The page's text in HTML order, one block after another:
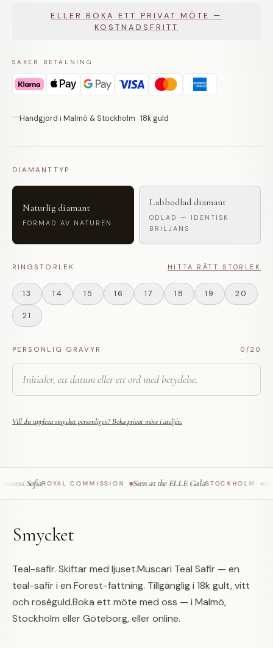
ELLER BOKA ETT PRIVAT MÖTE —
KOSTNADSFRITT
SÄKER BETALNING
Handgjord i Malmö & Stockholm · 18k guld
DIAMANTTYP
Naturlig diamant
FORMAD AV NATUREN
Labbodlad diamant
ODLAD — IDENTISK
BRILJANS
RINGSTORLEK HITTA RÄTT STORLEK
13 14 15 16 17 18 19 20
21
PERSONLIG GRAVYR 0 /20
Vill du uppleva smycket personligen? Boka privat möte i ateljén.
SofiaROYAL COMMISSION· Seen at the ELLE GalaSTOCKHOLM ·
Smycket
Teal-safir. Skiftar med ljuset.Muscari Teal Safir — en
teal-safir i en Forest-fattning. Tillgänglig i 18k gult, vitt
och roséguld.Boka ett möte med oss — i Malmö,
Stockholm eller Göteborg, eller online.